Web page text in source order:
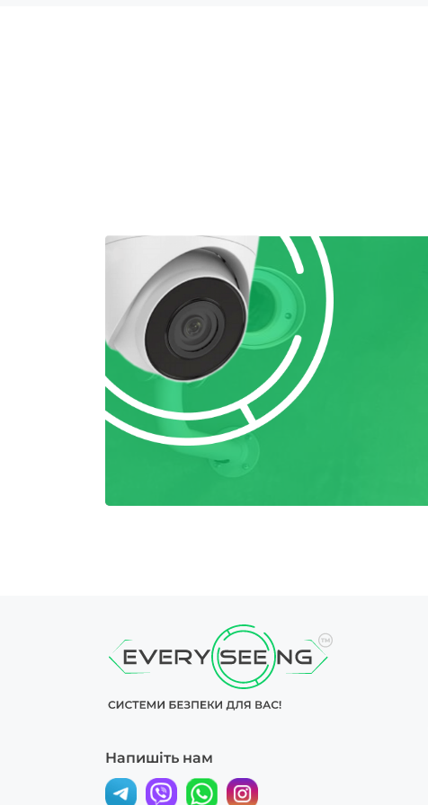
Напишіть нам